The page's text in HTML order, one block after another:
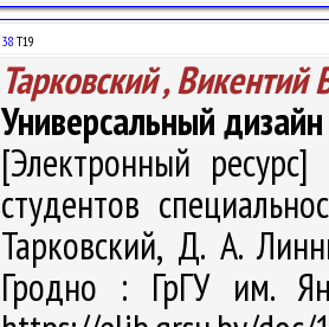
38 Т19
Тарковский , Викентий
Универсальный
[Электронный
студентов
Тарковский, Д. А.
Гродно : ГрГУ им.